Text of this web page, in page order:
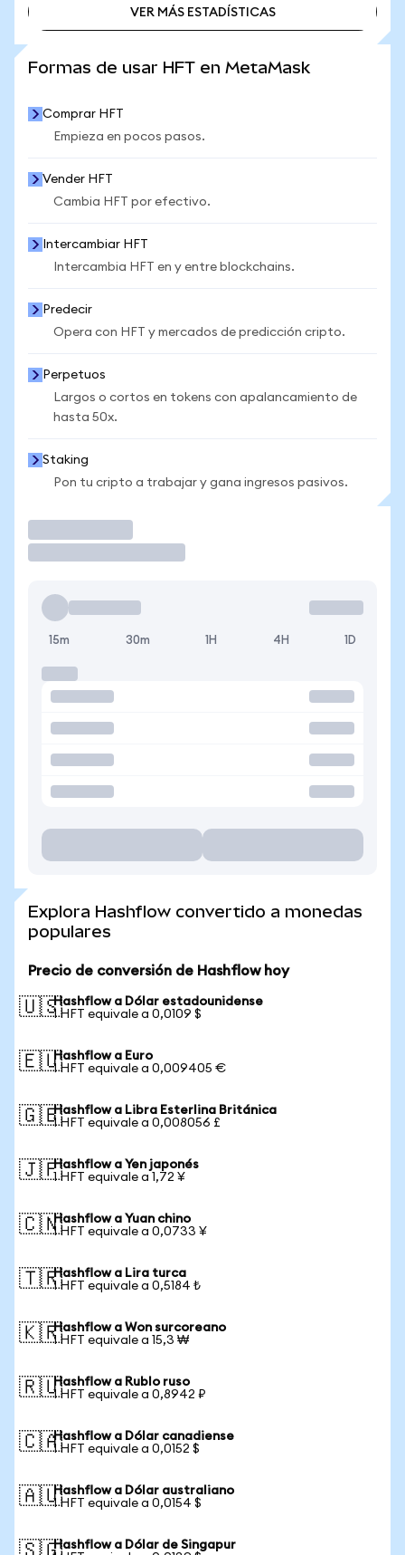
VER MÁS ESTADÍSTICAS
Formas de usar HFT en MetaMask
Comprar HFT
Empieza en pocos pasos.
Vender HFT
Cambia HFT por efectivo.
Intercambiar HFT
Intercambia HFT en y entre blockchains.
Predecir
Opera con HFT y mercados de predicción cripto.
Perpetuos
Largos o cortos en tokens con apalancamiento de
hasta 50x.
Staking
Pon tu cripto a trabajar y gana ingresos pasivos.
15m 30m 1H 4H 1D
Explora Hashflow convertido a monedas
populares
Precio de conversión de Hashflow hoy
🇺🇸Hashflow a Dólar estadounidense
1 HFT equivale a 0,0109 $
🇪🇺Hashflow a Euro
1 HFT equivale a 0,009405 €
🇬🇧Hashflow a Libra Esterlina Británica
1 HFT equivale a 0,008056 £
🇯🇵Hashflow a Yen japonés
1 HFT equivale a 1,72 ¥
🇨🇳Hashflow a Yuan chino
1 HFT equivale a 0,0733 ¥
🇹🇷Hashflow a Lira turca
1 HFT equivale a 0,5184 ₺
🇰🇷Hashflow a Won surcoreano
1 HFT equivale a 15,3 ₩
🇷🇺Hashflow a Rublo ruso
1 HFT equivale a 0,8942 ₽
🇨🇦Hashflow a Dólar canadiense
1 HFT equivale a 0,0152 $
🇦🇺Hashflow a Dólar australiano
1 HFT equivale a 0,0154 $
Hashflow a Dólar de Singapur